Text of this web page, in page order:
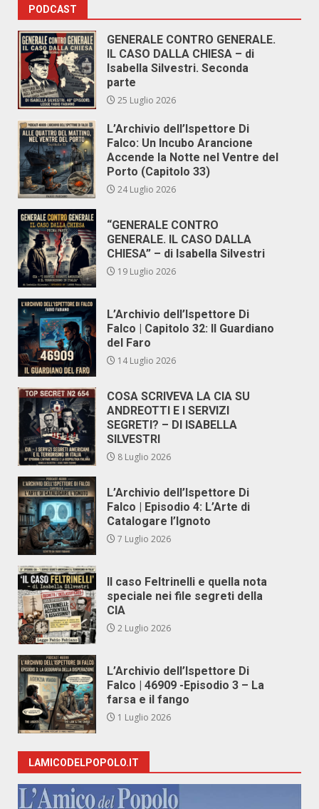
PODCAST
GENERALE CONTRO GENERALE.
IL CASO DALLA CHIESA – di
Isabella Silvestri. Seconda
parte
25 Luglio 2026
L’Archivio dell’Ispettore Di
Falco: Un Incubo Arancione
Accende la Notte nel Ventre del
Porto (Capitolo 33)
24 Luglio 2026
“GENERALE CONTRO
GENERALE. IL CASO DALLA
CHIESA” – di Isabella Silvestri
19 Luglio 2026
L’Archivio dell’Ispettore Di
Falco | Capitolo 32: Il Guardiano
del Faro
14 Luglio 2026
COSA SCRIVEVA LA CIA SU
ANDREOTTI E I SERVIZI
SEGRETI? – DI ISABELLA
SILVESTRI
8 Luglio 2026
L’Archivio dell’Ispettore Di
Falco | Episodio 4: L’Arte di
Catalogare l’Ignoto
7 Luglio 2026
Il caso Feltrinelli e quella nota
speciale nei file segreti della
CIA
2 Luglio 2026
L’Archivio dell’Ispettore Di
Falco | 46909 -Episodio 3 – La
farsa e il fango
1 Luglio 2026
LAMICODELPOPOLO.IT